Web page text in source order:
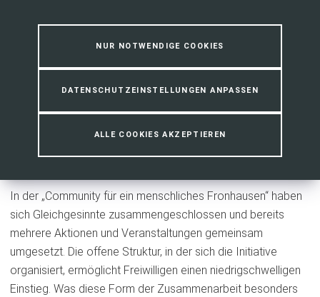
NUR NOTWENDIGE COOKIES
DATENSCHUTZEINSTELLUNGEN ANPASSEN
ALLE COOKIES AKZEPTIEREN
aufzustellen. Entscheidend ist dabei, Bewährtes zu
erhalten und zugleich offen für neue Wege zu
bleiben.
Sang-Min Park – Community für
ein menschliches Fronhausen
In der „Community für ein menschliches Fronhausen“ haben
sich Gleichgesinnte zusammengeschlossen und bereits
mehrere Aktionen und Veranstaltungen gemeinsam
umgesetzt. Die offene Struktur, in der sich die Initiative
organisiert, ermöglicht Freiwilligen einen niedrigschwelligen
Einstieg. Was diese Form der Zusammenarbeit besonders